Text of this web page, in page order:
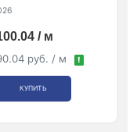
/ м
руб. / м !
КУПИТЬ